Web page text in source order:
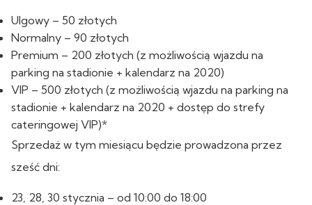
Ulgowy – 50 złotych
Normalny – 90 złotych
Premium – 200 złotych (z możliwością wjazdu na
parking na stadionie + kalendarz na 2020)
VIP – 500 złotych (z możliwością wjazdu na parking na
stadionie + kalendarz na 2020 + dostęp do strefy
cateringowej VIP)*
Sprzedaż w tym miesiącu będzie prowadzona przez
sześć dni:
23, 28, 30 stycznia – od 10:00 do 18:00